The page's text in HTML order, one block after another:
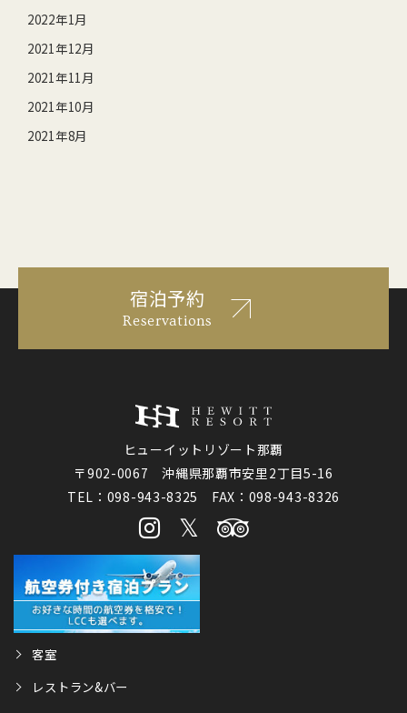
2022年1月
2021年12月
2021年11月
2021年10月
2021年8月
宿泊予約
Reservations
ヒューイットリゾート那覇
〒902-0067 沖縄県那覇市安里2丁目5-16
TEL：098-943-8325 FAX：098-943-8326
客室
レストラン&バー